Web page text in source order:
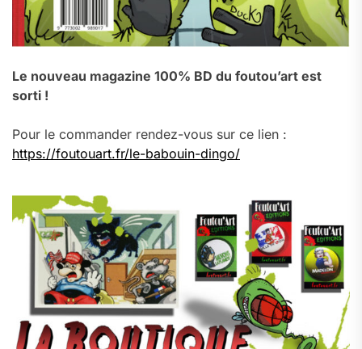
Le nouveau magazine 100% BD du foutou’art est
sorti !
Pour le commander rendez-vous sur ce lien :
https://foutouart.fr/le-babouin-dingo/